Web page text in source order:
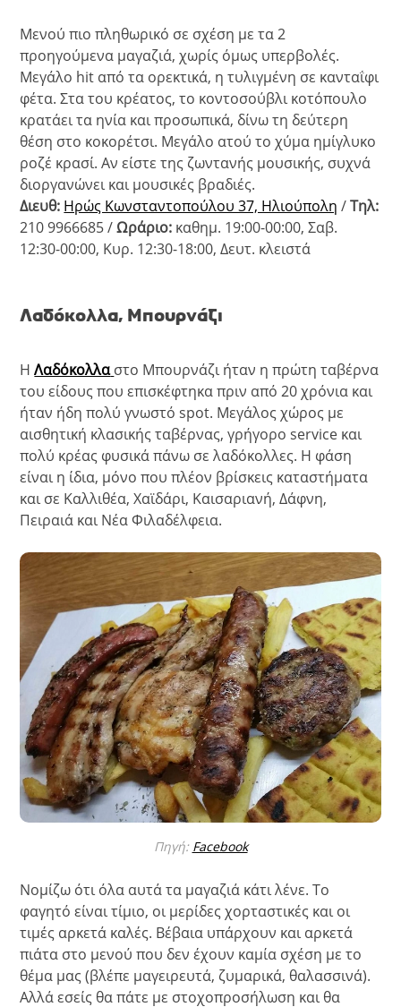
Μενού πιο πληθωρικό σε σχέση με τα 2
προηγούμενα μαγαζιά, χωρίς όμως υπερβολές.
Μεγάλο hit από τα ορεκτικά, η τυλιγμένη σε κανταΐφι
φέτα. Στα του κρέατος, το κοντοσούβλι κοτόπουλο
κρατάει τα ηνία και προσωπικά, δίνω τη δεύτερη
θέση στο κοκορέτσι. Μεγάλο ατού το χύμα ημίγλυκο
ροζέ κρασί. Αν είστε της ζωντανής μουσικής, συχνά
διοργανώνει και μουσικές βραδιές.
Διευθ: Ηρώς Κωνσταντοπούλου 37, Ηλιούπολη /Τηλ:
210 9966685 /Ωράριο: καθημ. 19:00-00:00, Σαβ.
12:30-00:00, Κυρ. 12:30-18:00, Δευτ. κλειστά
Λαδόκολλα, Μπουρνάζι
ΗΛαδόκολλα στο Μπουρνάζι ήταν η πρώτη ταβέρνα
του είδους που επισκέφτηκα πριν από 20 χρόνια και
ήταν ήδη πολύ γνωστό spot. Μεγάλος χώρος με
αισθητική κλασικής ταβέρνας, γρήγορο service και
πολύ κρέας φυσικά πάνω σε λαδόκολλες. Η φάση
είναι η ίδια, μόνο που πλέον βρίσκεις καταστήματα
και σε Καλλιθέα, Χαϊδάρι, Καισαριανή, Δάφνη,
Πειραιά και Νέα Φιλαδέλφεια.
Πηγή: Facebook
Νομίζω ότι όλα αυτά τα μαγαζιά κάτι λένε. Το
φαγητό είναι τίμιο, οι μερίδες χορταστικές και οι
τιμές αρκετά καλές. Βέβαια υπάρχουν και αρκετά
πιάτα στο μενού που δεν έχουν καμία σχέση με το
θέμα μας (βλέπε μαγειρευτά, ζυμαρικά, θαλασσινά).
Αλλά εσείς θα πάτε με στοχοπροσήλωση και θα